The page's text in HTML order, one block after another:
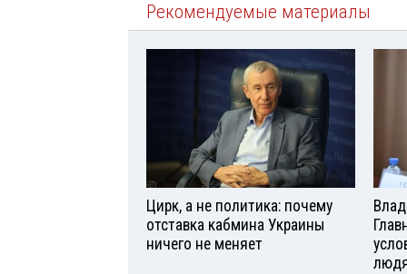
Рекомендуемые материалы
Цирк, а не политика: почему
отставка кабмина Украины
ничего не меняет